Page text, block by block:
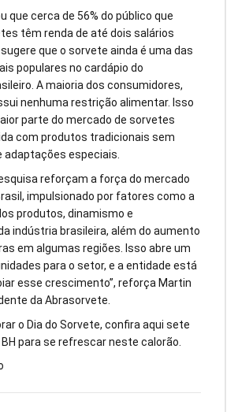
que cerca de 56% do público que
têm renda de até dois salários
que o sorvete ainda é uma das
populares no cardápio do
A maioria dos consumidores,
nenhuma restrição alimentar. Isso
parte do mercado de sorvetes
com produtos tradicionais sem
adaptações especiais.
reforçam a força do mercado
impulsionado por fatores como a
produtos, dinamismo e
indústria brasileira, além do aumento
em algumas regiões. Isso abre um
para o setor, e a entidade está
esse crescimento”, reforça Martin
da Abrasorvete.
o Dia do Sorvete, confira aqui sete
para se refrescar neste calorão.